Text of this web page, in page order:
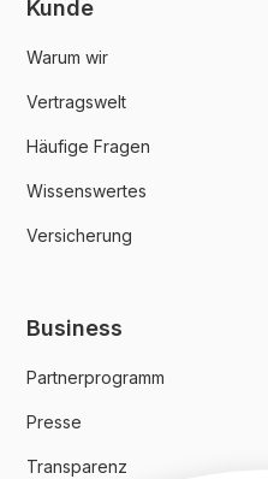
Kunde
Warum wir
Vertragswelt
Häufige Fragen
Wissenswertes
Versicherung
Business
Partnerprogramm
Presse
Transparenz